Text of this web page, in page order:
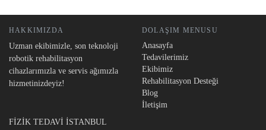
HAKKIMIZDA
Uzman ekibimizle, son teknoloji
robotik rehabilitasyon
cihazlarımızla ve servis ağımızla
hizmetinizdeyiz!
DOLAŞIM MENUSU
Anasayfa
Tedavilerimiz
Ekibimiz
Rehabilitasyon Desteği
Blog
İletişim
FİZİK TEDAVİ İSTANBUL